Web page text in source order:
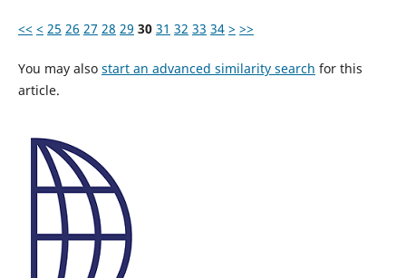
<< < 25 26 27 28 29 30 31 32 33 34 > >>
You may also start an advanced similarity search for this
article.